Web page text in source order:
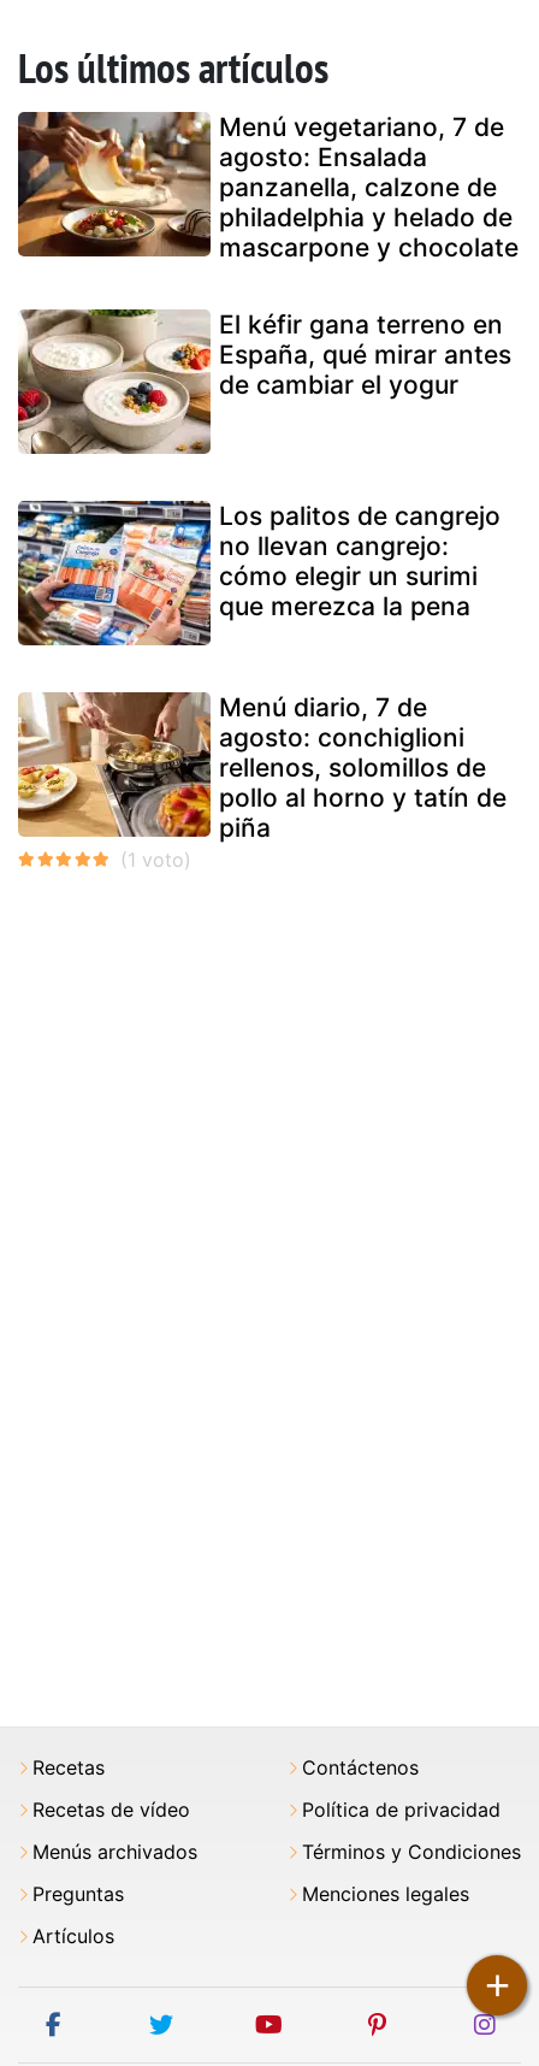
Los últimos artículos
Menú vegetariano, 7 de
agosto: Ensalada
panzanella, calzone de
philadelphia y helado de
mascarpone y chocolate
El kéfir gana terreno en
España, qué mirar antes
de cambiar el yogur
Los palitos de cangrejo
no llevan cangrejo:
cómo elegir un surimi
que merezca la pena
Menú diario, 7 de
agosto: conchiglioni
rellenos, solomillos de
pollo al horno y tatín de
piña
+
Recetas
Recetas de vídeo
Menús archivados
Preguntas
Artículos
Contáctenos
Política de privacidad
Términos y Condiciones
Menciones legales
facebook twitter youtube pinterest